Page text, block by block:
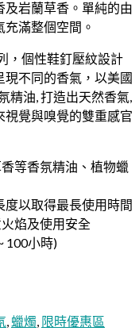
岩蘭草香。單純的由
滿整個空間。
，個性鞋釘壓紋設計
不同的香氣，以美國
精油, 打造出天然香氣,
覺與嗅覺的雙重感官
等香氛精油、植物蠟
度以取得最長使用時間
焰及使用安全
100小時)
, 蠟燭, 限時優惠區